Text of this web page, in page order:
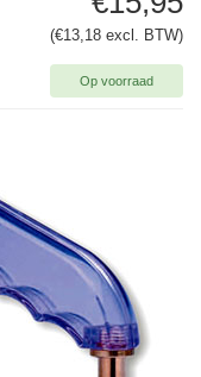
(€13,18 excl. BTW)
Op voorraad